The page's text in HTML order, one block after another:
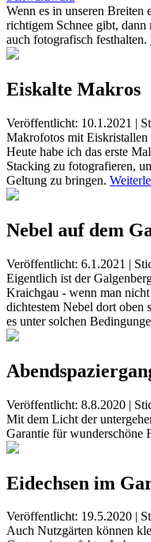
Wenn es in unseren
richtigem Schnee gibt, dann
auch fotografisch festhalten.
Eiskalte Makros
Veröffentlicht: 10.1.2021 |
Makrofotos mit
Heute habe ich das erste
Stacking zu fotografieren,
Geltung zu bringen.
Nebel auf dem
Veröffentlicht: 6.1.2021 |
Eigentlich ist der
Kraichgau - wenn man
dichtestem Nebel dort oben
es unter solchen
Veröffentlicht: 8.8.2020 |
Mit dem Licht der
Garantie für wunderschöne
Eidechsen im
Veröffentlicht: 19.5.2020 |
Auch Nutzgärten können